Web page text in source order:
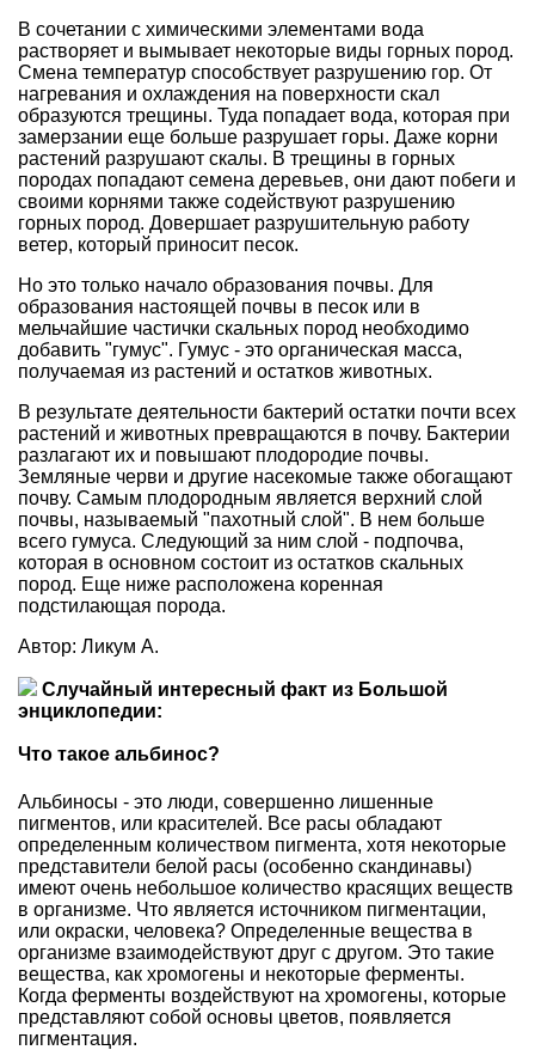
В сочетании с химическими элементами вода
растворяет и вымывает некоторые виды горных пород.
Смена температур способствует разрушению гор. От
нагревания и охлаждения на поверхности скал
образуются трещины. Туда попадает вода, которая при
замерзании еще больше разрушает горы. Даже корни
растений разрушают скалы. В трещины в горных
породах попадают семена деревьев, они дают побеги и
своими корнями также содействуют разрушению
горных пород. Довершает разрушительную работу
ветер, который приносит песок.
Но это только начало образования почвы. Для
образования настоящей почвы в песок или в
мельчайшие частички скальных пород необходимо
добавить "гумус". Гумус - это органическая масса,
получаемая из растений и остатков животных.
В результате деятельности бактерий остатки почти всех
растений и животных превращаются в почву. Бактерии
разлагают их и повышают плодородие почвы.
Земляные черви и другие насекомые также обогащают
почву. Самым плодородным является верхний слой
почвы, называемый "пахотный слой". В нем больше
всего гумуса. Следующий за ним слой - подпочва,
которая в основном состоит из остатков скальных
пород. Еще ниже расположена коренная
подстилающая порода.
Автор: Ликум А.
Случайный интересный факт из Большой
энциклопедии:
Что такое альбинос?
Альбиносы - это люди, совершенно лишенные
пигментов, или красителей. Все расы обладают
определенным количеством пигмента, хотя некоторые
представители белой расы (особенно скандинавы)
имеют очень небольшое количество красящих веществ
в организме. Что является источником пигментации,
или окраски, человека? Определенные вещества в
организме взаимодействуют друг с другом. Это такие
вещества, как хромогены и некоторые ферменты.
Когда ферменты воздействуют на хромогены, которые
представляют собой основы цветов, появляется
пигментация.